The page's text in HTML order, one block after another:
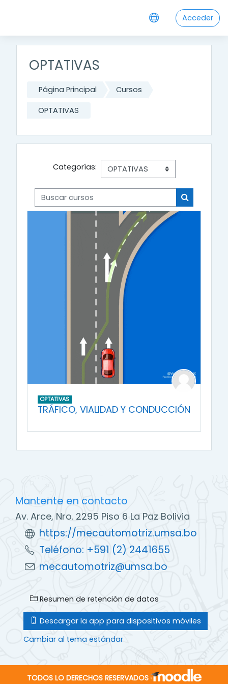
Acceder
OPTATIVAS
Página Principal Cursos
OPTATIVAS
Categorías:
Buscar cursos
Buscar
OPTATIVAS
TRÁFICO, VIALIDAD Y CONDUCCIÓN
Mantente en contacto
Av. Arce, Nro. 2295 Piso 6 La Paz Bolivia
https://mecautomotriz.umsa.bo
Teléfono: +591 (2) 2441655
mecautomotriz@umsa.bo
Resumen de retención de datos
Descargar la app para dispositivos móviles
Cambiar al tema estándar
TODOS LO DERECHOS RESERVADOS